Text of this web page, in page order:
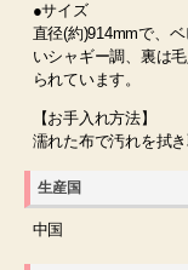
●サイズ
直径(約)914mmで、
いシャギー調、裏は
られています。
【お手入れ方法】
濡れた布で汚れを拭き
生産国
中国